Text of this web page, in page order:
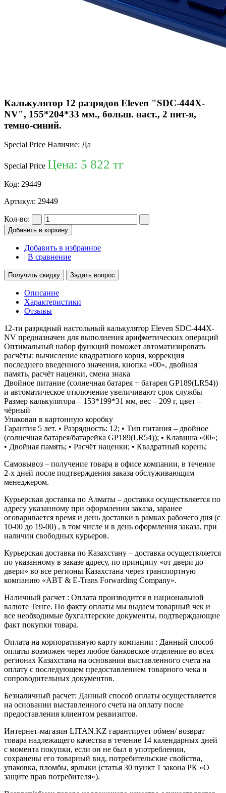
Калькулятор 12 разрядов Eleven "SDC-444X-
NV", 155*204*33 мм., больш. наст., 2 пит-я,
темно-синий.
Special Price Наличие: Да
Special Price Цена: 5 822 тг
Код: 29449
Артикул: 29449
Кол-во:
Добавить в корзину
Добавить в избранное
| В сравнение
Получить скидку Задать вопрос
Описание
Характеристики
Отзывы
12-ти разрядный настольный калькулятор Eleven SDC-444X-
NV предназначен для выполнения арифметических операций
Оптимальный набор функций поможет автоматизировать
расчёты: вычисление квадратного корня, коррекция
последнего введенного значения, кнопка «00», двойная
память, расчёт наценки, смена знака
Двойное питание (солнечная батарея + батарея GP189(LR54))
и автоматическое отключение увеличивают срок службы
Размер калькулятора – 153*199*31 мм, вес – 209 г, цвет –
чёрный
Упакован в картонную коробку
Гарантия 5 лет. • Разрядность: 12; • Тип питания – двойное
(солнечная батарея/батарейка GP189(LR54)); • Клавиша «00»;
• Двойная память; • Расчёт наценки; • Квадратный корень;
Самовывоз – получение товара в офисе компании, в течение
2-х дней после подтверждения заказа обслуживающим
менеджером.
Курьерская доставка по Алматы – доставка осуществляется по
адресу указанному при оформлении заказа, заранее
оговаривается время и день доставки в рамках рабочего дня (с
10-00 до 19-00) , в том числе и в день оформления заказа, при
наличии свободных курьеров.
Курьерская доставка по Казахстану – доставка осуществляется
по указанному в заказе адресу, по принципу «от двери до
двери» во все регионы Казахстана через транспортную
компанию «ABT & E-Trans Forwarding Company».
Наличный расчет : Оплата производится в национальной
валюте Тенге. По факту оплаты мы выдаем товарный чек и
все необходимые бухгалтерские документы, подтверждающие
факт покупки товара.
Оплата на корпоративную карту компании : Данный способ
оплаты возможен через любое банковское отделение во всех
регионах Казахстана на основании выставленного счета на
оплату с последующем предоставлением товарного чека и
сопроводительных документов.
Безналичный расчет: Данный способ оплаты осуществляется
на основании выставленного счета на оплату после
предоставления клиентом реквизитов.
Интернет-магазин LITAN.KZ гарантирует обмен/ возврат
товара надлежащего качества в течение 14 календарных дней
с момента покупки, если он не был в употреблении,
сохранены его товарный вид, потребительские свойства,
упаковка, пломбы, ярлыки (статья 30 пункт 1 закона РК «О
защите прав потребителя»).